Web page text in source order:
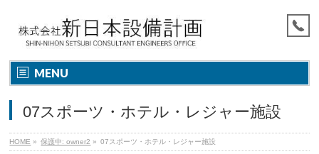
MENU
07スポーツ・ホテル・レジャー施設
HOME » 保護中: owner2 » 07スポーツ・ホテル・レジャー施設